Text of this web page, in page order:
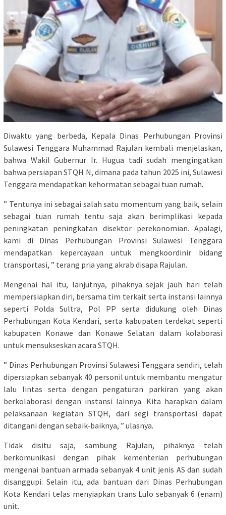
Diwaktu yang berbeda, Kepala Dinas Perhubungan Provinsi
Sulawesi Tenggara Muhammad Rajulan kembali menjelaskan,
bahwa Wakil Gubernur Ir. Hugua tadi sudah mengingatkan
bahwa persiapan STQH N, dimana pada tahun 2025 ini, Sulawesi
Tenggara mendapatkan kehormatan sebagai tuan rumah.
” Tentunya ini sebagai salah satu momentum yang baik, selain
sebagai tuan rumah tentu saja akan berimplikasi kepada
peningkatan peningkatan disektor perekonomian. Apalagi,
kami di Dinas Perhubungan Provinsi Sulawesi Tenggara
mendapatkan kepercayaan untuk mengkoordinir bidang
transportasi, ” terang pria yang akrab disapa Rajulan.
Mengenai hal itu, lanjutnya, pihaknya sejak jauh hari telah
mempersiapkan diri, bersama tim terkait serta instansi lainnya
seperti Polda Sultra, Pol PP serta didukung oleh Dinas
Perhubungan Kota Kendari, serta kabupaten terdekat seperti
kabupaten Konawe dan Konawe Selatan dalam kolaborasi
untuk mensukseskan acara STQH.
” Dinas Perhubungan Provinsi Sulawesi Tenggara sendiri, telah
dipersiapkan sebanyak 40 personil untuk membantu mengatur
lalu lintas serta dengan pengaturan parkiran yang akan
berkolaborasi dengan instansi lainnya. Kita harapkan dalam
pelaksanaan kegiatan STQH, dari segi transportasi dapat
ditangani dengan sebaik-baiknya, ” ulasnya.
Tidak disitu saja, sambung Rajulan, pihaknya telah
berkomunikasi dengan pihak kementerian perhubungan
mengenai bantuan armada sebanyak 4 unit jenis AS dan sudah
disanggupi. Selain itu, ada bantuan dari Dinas Perhubungan
Kota Kendari telas menyiapkan trans Lulo sebanyak 6 (enam)
unit.